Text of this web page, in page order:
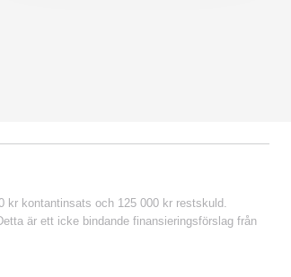
kr kontantinsats och 125 000 kr restskuld.
är ett icke bindande finansieringsförslag från